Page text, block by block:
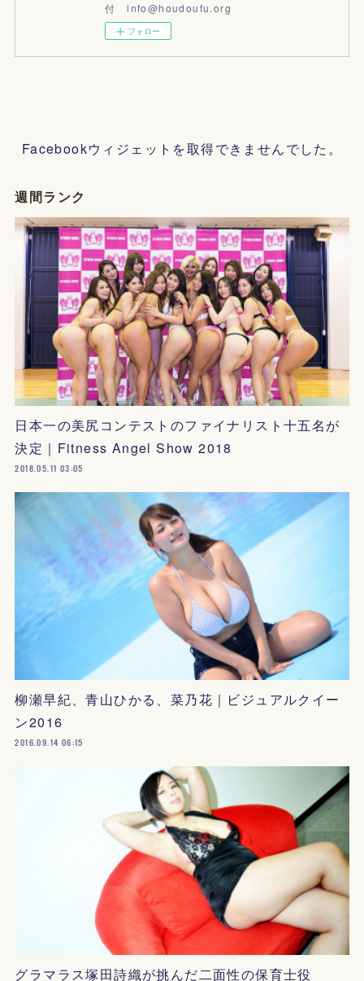
付 info@houdoufu.org
フォロー
Facebookウィジェットを取得できませんでした。
週間ランク
日本一の美尻コンテストのファイナリスト十五名が
決定｜Fitness Angel Show 2018
2018.05.11 03:05
柳瀬早紀、青山ひかる、菜乃花｜ビジュアルクイー
ン2016
2016.09.14 06:15
グラマラス塚田詩織が挑んだ二面性の保育士役